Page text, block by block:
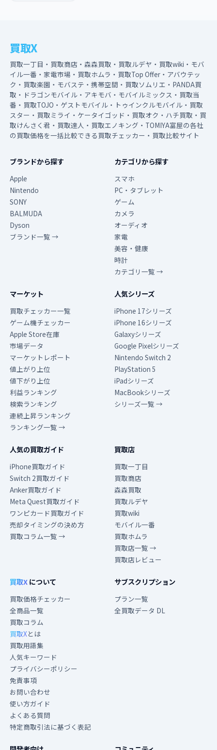
買取X
買取一丁目・買取商店・森森買取・買取ルデヤ・買取wiki・モバ
イル一番・家電市場・買取ホムラ・買取Top Offer・アバウテッ
ク・買取楽園・モバステ・携帯空間・買取ソムリエ・PANDA買
取・ドラゴンモバイル・アキモバ・モバイルミックス・買取当
番・買取TOJO・ゲストモバイル・トゥインクルモバイル・買取
スター・買取ミライ・ケータイゴッド・買取オク・ハチ買取・買
取けんさく君・買取達人・買取エノキング・TOMIYA富屋の各社
の買取価格を一括比較できる買取チェッカー・買取比較サイト
ブランドから探す
Apple
Nintendo
SONY
BALMUDA
Dyson
ブランド一覧 →
カテゴリから探す
スマホ
PC・タブレット
ゲーム
カメラ
オーディオ
家電
美容・健康
時計
カテゴリ一覧 →
マーケット
買取チェッカー一覧
ゲーム機チェッカー
Apple Store在庫
市場データ
マーケットレポート
値上がり上位
値下がり上位
利益ランキング
検索ランキング
連続上昇ランキング
ランキング一覧 →
人気シリーズ
iPhone 17シリーズ
iPhone 16シリーズ
Galaxyシリーズ
Google Pixelシリーズ
Nintendo Switch 2
PlayStation 5
iPadシリーズ
MacBookシリーズ
シリーズ一覧 →
人気の買取ガイド
iPhone買取ガイド
Switch 2買取ガイド
Anker買取ガイド
Meta Quest買取ガイド
ワンピカード買取ガイド
売却タイミングの決め方
買取コラム一覧 →
買取店
買取一丁目
買取商店
森森買取
買取ルデヤ
買取wiki
モバイル一番
買取ホムラ
買取店一覧 →
買取店レビュー
買取Xについて
買取価格チェッカー
全商品一覧
買取コラム
買取Xとは
買取用語集
人気キーワード
プライバシーポリシー
免責事項
お問い合わせ
使い方ガイド
よくある質問
特定商取引法に基づく表記
サブスクリプション
プラン一覧
全買取データ DL